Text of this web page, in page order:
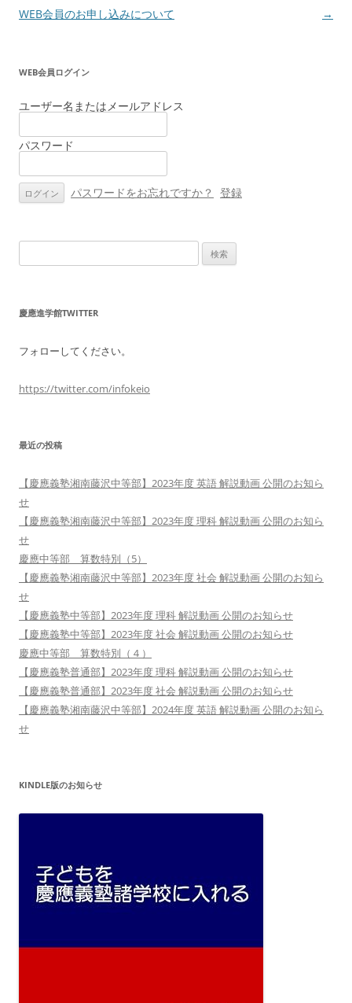
稿
ゲ
ー
ョ
WEB会員のお申し込みについて
→
WEB会員ログイン
ユーザー名またはメールアドレス
パスワード
パスワードをお忘れですか？ 登録
索:
慶應進学館TWITTER
フォローしてください。
https://twitter.com/infokeio
最近の投稿
【慶應義塾湘南藤沢中等部】2023年度 英語 解説動画 公開のお知ら
せ
【慶應義塾湘南藤沢中等部】2023年度 理科 解説動画 公開のお知ら
せ
慶應中等部 算数特別（5）
【慶應義塾湘南藤沢中等部】2023年度 社会 解説動画 公開のお知ら
せ
【慶應義塾中等部】2023年度 理科 解説動画 公開のお知らせ
【慶應義塾中等部】2023年度 社会 解説動画 公開のお知らせ
慶應中等部 算数特別（４）
【慶應義塾普通部】2023年度 理科 解説動画 公開のお知らせ
【慶應義塾普通部】2023年度 社会 解説動画 公開のお知らせ
【慶應義塾湘南藤沢中等部】2024年度 英語 解説動画 公開のお知ら
せ
KINDLE版のお知らせ